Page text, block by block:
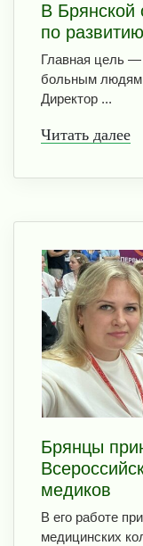
В Брянской
по
Главная цель
больным людям
Директор ...
Читать далее
Брянцы
медиков
В его работе
медицинских